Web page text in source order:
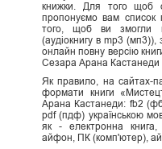
книжки. Для того щоб
пропонуємо вам список
того, щоб ви змогли
(аудіокнигу в mp3
онлайн повну версію
Сезара Арана
Як правило, на сайтах-
формати книги
Арана Кастанеди: fb2
pdf (пдф) українською
як - електронна
айфон, ПК (комп'ютер),